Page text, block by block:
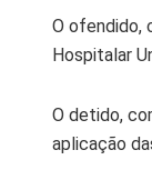
O ofendido,
Hospitalar
O detido,
aplicação